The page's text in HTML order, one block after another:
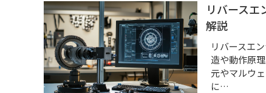
リバース
解説
リバースエ
造や動作原
元やマルウ
に…